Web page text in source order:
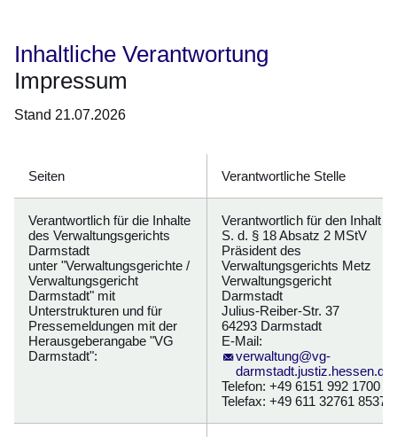
Inhaltliche Verantwortung
Impressum
Stand 21.07.2026
Seiten Verantwortliche Stelle
Verantwortlich für die Inhalte
des Verwaltungsgerichts
Darmstadt
unter "Verwaltungsgerichte /
Verwaltungsgericht
Darmstadt" mit
Unterstrukturen und für
Pressemeldungen mit der
Herausgeberangabe "VG
Darmstadt":
Verantwortlich für den Inhalt i.
S. d. § 18 Absatz 2 MStV
Präsident des
Verwaltungsgerichts Metz
Verwaltungsgericht
Darmstadt
Julius-Reiber-Str. 37
64293 Darmstadt
E-Mail:
verwaltung@vg-
darmstadt.justiz.hessen.de
Telefon: +49 6151 992 1700
Telefax: +49 611 32761 8537